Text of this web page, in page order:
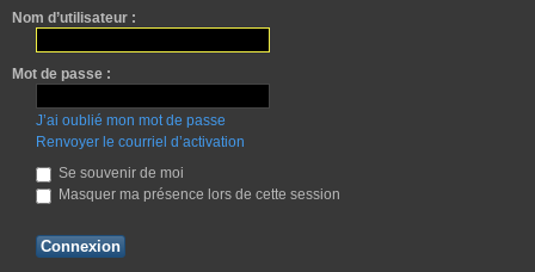
Nom d’utilisateur :
Mot de passe :
J’ai oublié mon mot de passe
Renvoyer le courriel d’activation
Se souvenir de moi
Masquer ma présence lors de cette session